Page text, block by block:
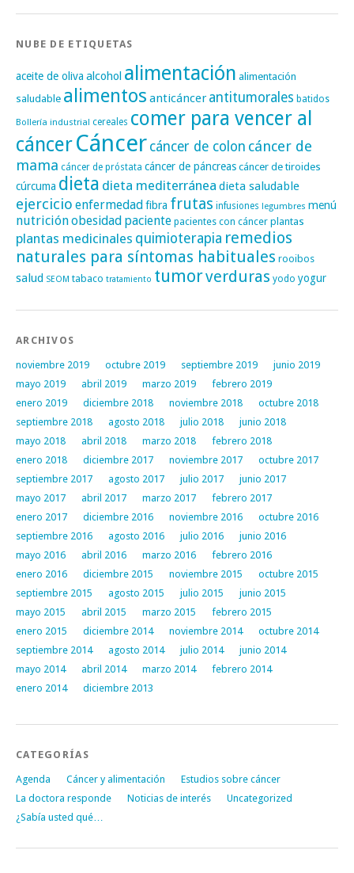
NUBE DE ETIQUETAS
aceite de oliva alcohol alimentación alimentación
saludable alimentos anticáncer antitumorales batidos
Bollería industrial cereales comer para vencer al
cáncerCáncer cáncer de colon cáncer de
mama cáncer de próstata cáncer de páncreascáncer de tiroides
cúrcuma dieta dieta mediterránea dieta saludable
ejercicio enfermedadfibra frutas infusiones legumbres menú
nutriciónobesidad paciente pacientes con cáncer plantas
plantas medicinales quimioterapia remedios
naturales para síntomas habituales rooibos
salud SEOM tabaco tratamiento tumorverduras yodo yogur
ARCHIVOS
noviembre 2019 octubre 2019 septiembre 2019
junio 2019
mayo 2019
abril 2019 marzo 2019
febrero 2019
enero 2019
diciembre 2018 noviembre 2018
octubre 2018
septiembre 2018
agosto 2018 julio 2018
junio 2018
mayo 2018
abril 2018 marzo 2018
febrero 2018
enero 2018
diciembre 2017 noviembre 2017
octubre 2017
septiembre 2017
agosto 2017 julio 2017
junio 2017
mayo 2017
abril 2017 marzo 2017
febrero 2017
enero 2017
diciembre 2016 noviembre 2016
octubre 2016
septiembre 2016
agosto 2016 julio 2016
junio 2016
mayo 2016
abril 2016 marzo 2016
febrero 2016
enero 2016
diciembre 2015 noviembre 2015
octubre 2015
septiembre 2015
agosto 2015 julio 2015
junio 2015
mayo 2015
abril 2015 marzo 2015
febrero 2015
enero 2015
diciembre 2014 noviembre 2014
octubre 2014
septiembre 2014
agosto 2014 julio 2014
junio 2014
mayo 2014
abril 2014 marzo 2014
febrero 2014
enero 2014
diciembre 2013
CATEGORÍAS
Agenda Cáncer y alimentación
Estudios sobre cáncer
La doctora responde
Noticias de interés
Uncategorized
¿Sabía usted qué…